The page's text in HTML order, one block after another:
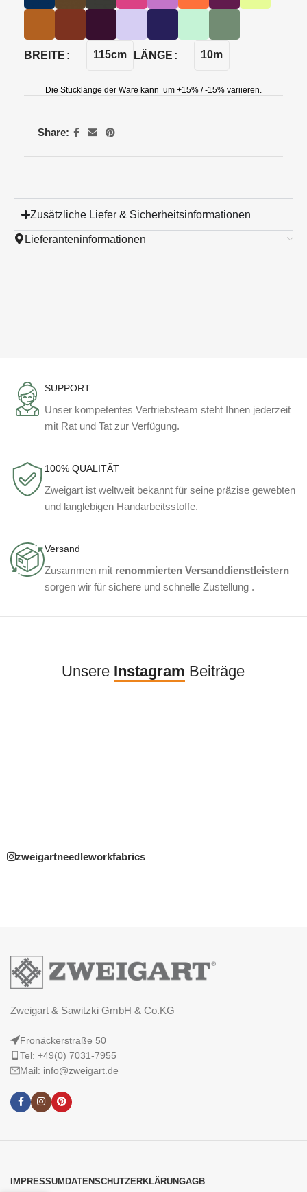
BREITE 115cm LÄNGE 10m
Die Stücklänge der Ware kann um +15% / -15% variieren.
Share:
Zusätzliche Liefer & Sicherheitsinformationen
Lieferanteninformationen
SUPPORT
Unser kompetentes Vertriebsteam steht Ihnen jederzeit
mit Rat und Tat zur Verfügung.
100% QUALITÄT
Zweigart ist weltweit bekannt für seine präzise gewebten
und langlebigen Handarbeitsstoffe.
Versand
Zusammen mit renommierten Versanddienstleistern
sorgen wir für sichere und schnelle Zustellung .
Unsere Instagram Beiträge
zweigartneedleworkfabrics
Zweigart & Sawitzki GmbH & Co.KG
Fronäckerstraße 50
Tel: +49(0) 7031-7955
Mail: info@zweigart.de
IMPRESSUM DATENSCHUTZERKLÄRUNGAGB